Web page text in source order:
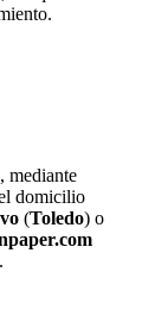
mediante
domicilio
(Toledo) o